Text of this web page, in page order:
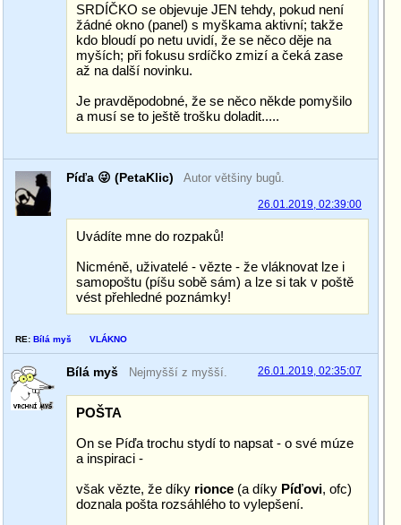
SRDÍČKO se objevuje JEN tehdy, pokud není
žádné okno (panel) s myškama aktivní; takže
kdo bloudí po netu uvidí, že se něco děje na
myších; při fokusu srdíčko zmizí a čeká zase
až na další novinku.
Je pravděpodobné, že se něco někde pomyšilo
a musí se to ještě trošku doladit.....
Píďa 😜 (PetaKlic) Autor většiny bugů.
26.01.2019, 02:39:00
Uvádíte mne do rozpaků!
Nicméně, uživatelé - vězte - že vláknovat lze i
samopoštu (píšu sobě sám) a lze si tak v poště
vést přehledné poznámky!
RE: Bílá myš VLÁKNO
Bílá myš Nejmyšší z myšší. 26.01.2019, 02:35:07
POŠTA
On se Píďa trochu stydí to napsat - o své múze
a inspiraci -
však vězte, že díky rionce (a díky Píďovi, ofc)
doznala pošta rozsáhlého to vylepšení.